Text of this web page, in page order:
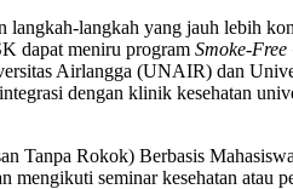
langkah yang jauh lebih
dapat meniru program Smoke-Free
Airlangga (UNAIR) dan
dengan klinik kesehatan
Tanpa Rokok) Berbasis
mengikuti seminar kesehatan